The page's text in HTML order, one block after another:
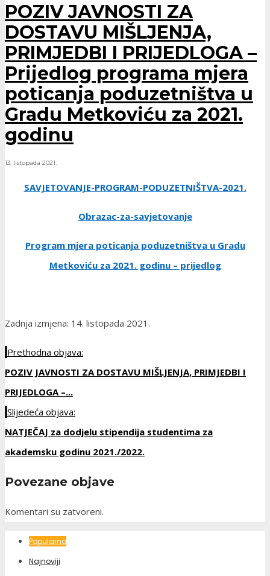
POZIV JAVNOSTI ZA
DOSTAVU MIŠLJENJA,
PRIMJEDBI I PRIJEDLOGA –
Prijedlog programa mjera
poticanja poduzetništva u
Gradu Metkoviću za 2021.
godinu
13. listopada 2021.
SAVJETOVANJE-PROGRAM-PODUZETNIŠTVA-2021.
Obrazac-za-savjetovanje
Program mjera poticanja poduzetništva u Gradu
Metkoviću za 2021. godinu – prijedlog
Zadnja izmjena: 14. listopada 2021.
Prethodna objava:
POZIV JAVNOSTI ZA DOSTAVU MIŠLJENJA, PRIMJEDBI I
PRIJEDLOGA –...
Slijedeća objava:
NATJEČAJ za dodjelu stipendija studentima za
akademsku godinu 2021./2022.
Povezane objave
Komentari su zatvoreni.
Popularno
Najnoviji